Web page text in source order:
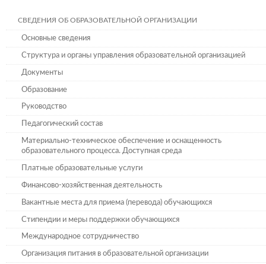
СВЕДЕНИЯ ОБ ОБРАЗОВАТЕЛЬНОЙ ОРГАНИЗАЦИИ
Основные сведения
Структура и органы управления образовательной организацией
Документы
Образование
Руководство
Педагогический состав
Материально-техническое обеспечение и оснащенность
образовательного процесса. Доступная среда
Платные образовательные услуги
Финансово-хозяйственная деятельность
Вакантные места для приема (перевода) обучающихся
Стипендии и меры поддержки обучающихся
Международное сотрудничество
Организация питания в образовательной организации